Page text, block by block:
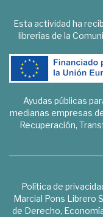
Esta actividad ha
librerías de la
Ayudas públicas
medianas empresas
Recuperación,
Política de
Marcial Pons Librero
de Derecho,